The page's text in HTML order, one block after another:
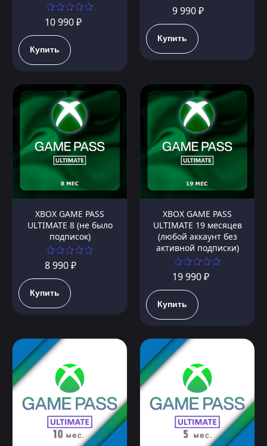
10 990 ₽
Купить
9 990 ₽
Купить
XBOX GAME PASS
ULTIMATE 8 (не было
подписок)
8 990 ₽
Купить
XBOX GAME PASS
ULTIMATE 19 месяцев
(любой аккаунт без
активной подписки)
19 990 ₽
Купить